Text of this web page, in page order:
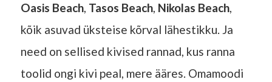
Oasis Beach, Tasos Beach, Nikolas Beach,
kõik asuvad üksteise kõrval lähestikku. Ja
need on sellised kivised rannad, kus ranna
toolid ongi kivi peal, mere ääres. Omamoodi